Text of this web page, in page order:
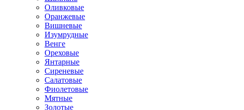
Оливковые
Оранжевые
Вишневые
Изумрудные
Венге
Ореховые
Янтарные
Сиреневые
Салатовые
Фиолетовые
Мятные
Золотые